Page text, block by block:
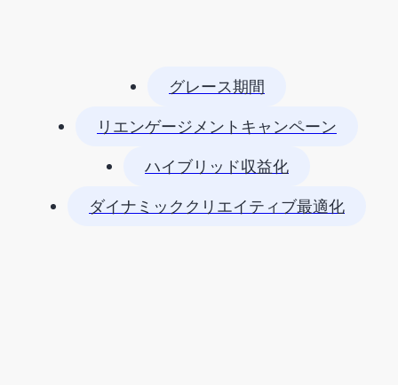
グレース期間
リエンゲージメントキャンペーン
ハイブリッド収益化
ダイナミッククリエイティブ最適化